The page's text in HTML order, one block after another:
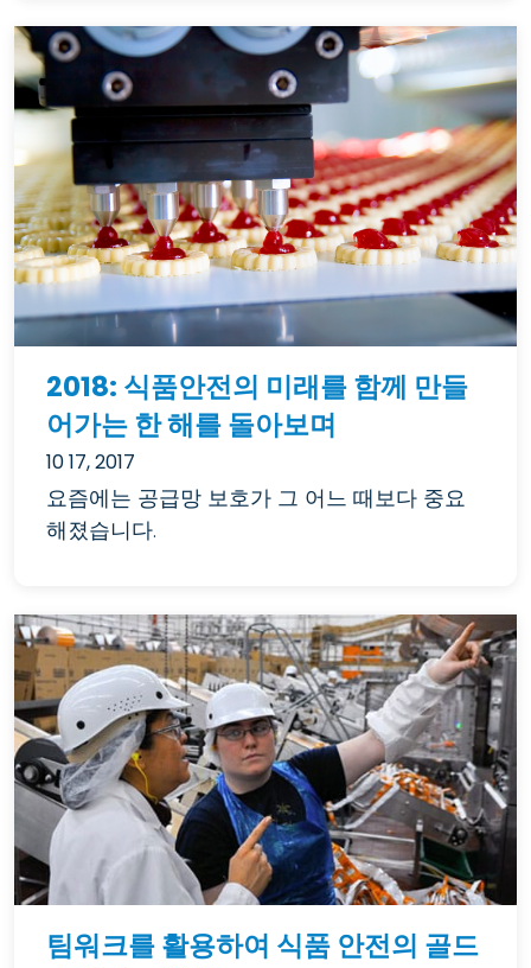
2018: 식품안전의 미래를 함께 만들
어가는 한 해를 돌아보며
10 17, 2017
요즘에는 공급망 보호가 그 어느 때보다 중요
해졌습니다.
팀워크를 활용하여 식품 안전의 골드